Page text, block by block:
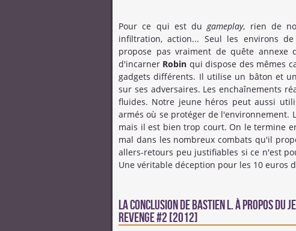
Pour ce qui est dugameplay, rien de
infiltration, action... Seul les environs
propose pas vraiment de quête
d'incarner Robin qui dispose des mêmes
gadgets différents. Il utilise un bâton et
sur ses adversaires. Les enchaînements
fluides. Notre jeune héros peut aussi
armés où se protéger de l'environnement.
mais il est bien trop court. On le termine
mal dans les nombreux combats qu'il
allers-retours peu justifiables si ce n'est
Une véritable déception pour les 10 euros
La conclusion de Bastien L.à propos du
Revenge #2 [2012]